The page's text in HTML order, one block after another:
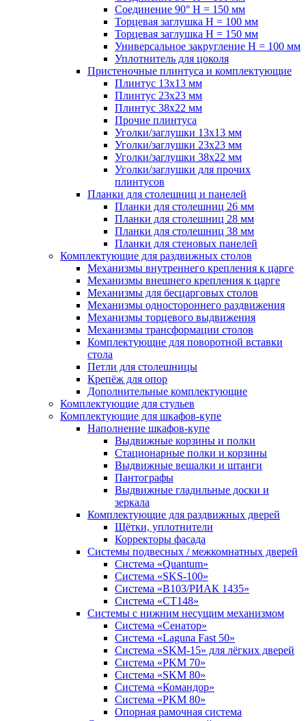
Соединение 90° H = 150 мм
Торцевая заглушка H = 100 мм
Торцевая заглушка H = 150 мм
Универсальное закругление H = 100 мм
Уплотнитель для цоколя
Пристеночные плинтуса и комплектующие
Плинтус 13х13 мм
Плинтус 23х23 мм
Плинтус 38х22 мм
Прочие плинтуса
Уголки/заглушки 13х13 мм
Уголки/заглушки 23х23 мм
Уголки/заглушки 38х22 мм
Уголки/заглушки для прочих
плинтусов
Планки для столешниц и панелей
Планки для столешниц 26 мм
Планки для столешниц 28 мм
Планки для столешниц 38 мм
Планки для стеновых панелей
Комплектующие для раздвижных столов
Механизмы внутреннего крепления к царге
Механизмы внешнего крепления к царге
Механизмы для бесцарговых столов
Механизмы одностороннего раздвижения
Механизмы торцевого выдвижения
Механизмы трансформации столов
Комплектующие для поворотной вставки
стола
Петли для столешницы
Крепёж для опор
Дополнительные комплектующие
Комплектующие для стульев
Комплектующие для шкафов-купе
Наполнение шкафов-купе
Выдвижные корзины и полки
Стационарные полки и корзины
Выдвижные вешалки и штанги
Пантографы
Выдвижные гладильные доски и
зеркала
Комплектующие для раздвижных дверей
Щётки, уплотнители
Корректоры фасада
Системы подвесных / межкомнатных дверей
Система «Quantum»
Система «SKS-100»
Система «B103/РИАК 1435»
Система «СТ148»
Системы с нижним несущим механизмом
Система «Сенатор»
Система «Laguna Fast 50»
Система «SKM-15» для лёгких дверей
Система «PKM 70»
Система «SKM 80»
Система «Командор»
Система «PKM 80»
Опорная рамочная система